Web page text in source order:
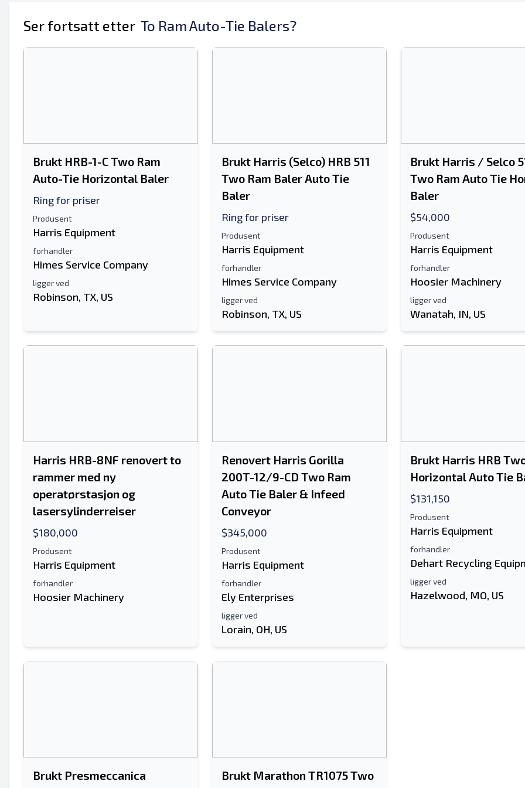
Ser fortsatt etter To Ram Auto-Tie Balers?
Brukt HRB-1-C Two Ram
Auto-Tie Horizontal Baler
Ring for priser
Produsent
Harris Equipment
forhandler
Himes Service Company
ligger ved
Robinson, TX, US
Brukt Harris (Selco) HRB 511
Two Ram Baler Auto Tie
Baler
Ring for priser
Produsent
Harris Equipment
forhandler
Himes Service Company
ligger ved
Robinson, TX, US
Brukt Harris / Selco
Two Ram Auto Tie
Baler
$54,000
Produsent
Harris Equipment
forhandler
Hoosier Machinery
ligger ved
Wanatah, IN, US
Harris HRB-8NF renovert to
rammer med ny
operatørstasjon og
lasersylinderreiser
$180,000
Produsent
Harris Equipment
forhandler
Hoosier Machinery
Renovert Harris Gorilla
200T-12/9-CD Two Ram
Auto Tie Baler & Infeed
Conveyor
$345,000
Produsent
Harris Equipment
forhandler
Ely Enterprises
ligger ved
Lorain, OH, US
Brukt Harris HRB
Horizontal Auto Tie
$131,150
Produsent
Harris Equipment
forhandler
Dehart Recycling
ligger ved
Hazelwood, MO, US
Brukt Presmeccanica
Brukt Marathon TR1075 Two